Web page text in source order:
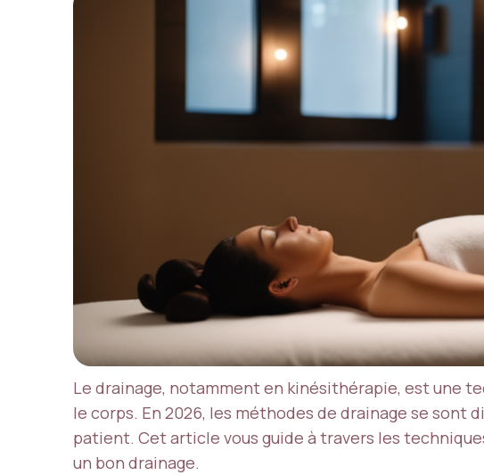
Le drainage, notamment en kinésithérapie, est une
le corps. En 2026, les méthodes de drainage se sont
patient. Cet article vous guide à travers les
un bon drainage.